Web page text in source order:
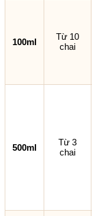
100ml
Từ 10
chai
500ml
Từ 3
chai